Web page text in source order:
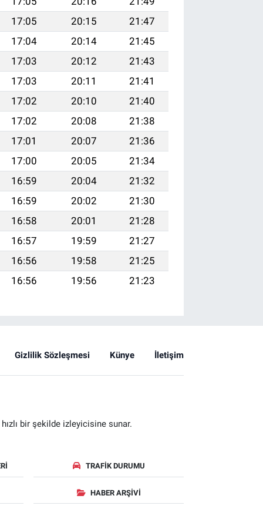
17:05
20:15
21:47
17:04
20:14
21:45
17:03
20:12
21:43
17:03
20:11
21:41
17:02
20:10
21:40
17:02
20:08
21:38
17:01
20:07
21:36
17:00
20:05
21:34
16:59
20:04
21:32
16:59
20:02
21:30
16:58
20:01
21:28
16:57
19:59
21:27
16:56
19:58
21:25
16:56
19:56 21:23
Gizlilik Sözleşmesi Künye İletişim
bir şekilde izleyicisine sunar.
TRAFIK DURUMU
HABER ARŞIVI